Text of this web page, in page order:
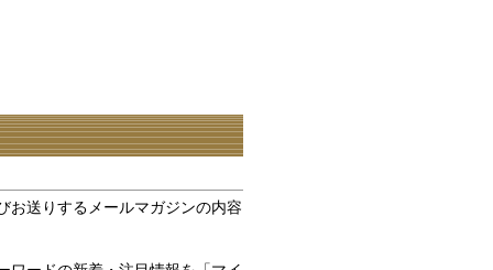
お送りするメールマガジンの内容